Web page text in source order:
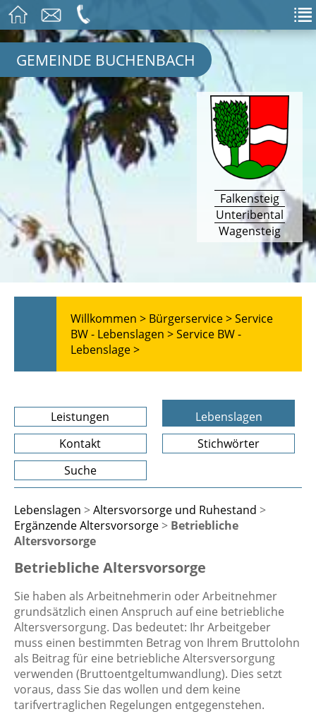
GEMEINDE BUCHENBACH
Falkensteig
Unteribental
Wagensteig
Willkommen > Bürgerservice >Service
BW - Lebenslagen >Service BW -
Lebenslage >
Leistungen
Lebenslagen
Kontakt
Stichwörter
Suche
Lebenslagen >Altersvorsorge und Ruhestand >
Ergänzende Altersvorsorge> Betriebliche
Altersvorsorge
Betriebliche Altersvorsorge
Sie haben als Arbeitnehmerin oder Arbeitnehmer
grundsätzlich einen Anspruch auf eine betriebliche
Altersversorgung. Das bedeutet: Ihr Arbeitgeber
muss einen bestimmten Betrag von Ihrem Bruttolohn
als Beitrag für eine betriebliche Altersversorgung
verwenden (Bruttoentgeltumwandlung). Dies setzt
voraus, dass Sie das wollen und dem keine
tarifvertraglichen Regelungen entgegenstehen.